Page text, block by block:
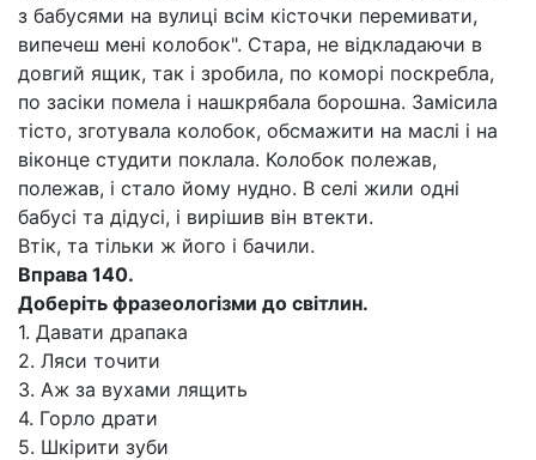
з бабусями на вулиці всім кісточки перемивати,
випечеш мені колобок". Стара, не відкладаючи в
довгий ящик, так і зробила, по коморі поскребла,
по засіки помела і нашкрябала борошна. Замісила
тісто, зготувала колобок, обсмажити на маслі і на
віконце студити поклала. Колобок полежав,
полежав, і стало йому нудно. В селі жили одні
бабусі та дідусі, і вирішив він втекти.
Втік, та тільки ж його і бачили.
Вправа 140.
Доберіть фразеологізми до світлин.
1. Давати драпака
2. Ляси точити
3. Аж за вухами лящить
4. Горло драти
5. Шкірити зуби